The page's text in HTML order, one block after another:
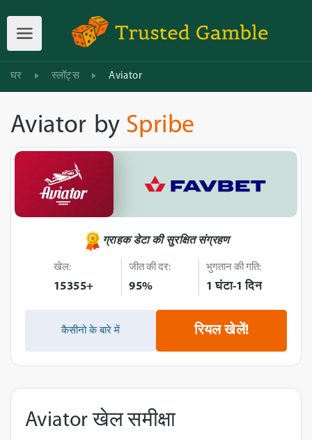
घर स्लॉट्स Aviator
Aviator by Spribe
ग्राहक डेटा की सुरक्षित संग्रहण
खेल:
15355+
जीत की दर:
95%
भुगतान की गति:
1 घंटा-1 दिन
रियल खेलें!
कैसीनो के बारे में
Aviator खेल समीक्षा